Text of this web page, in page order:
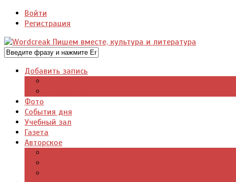
Войти
Регистрация
Добавить запись
Фото
События дня
Учебный зал
Газета
Авторское